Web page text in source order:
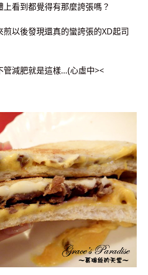
看到都覺得有那麼誇張嗎？
以後發現還真的蠻誇張的XD起司
管減肥就是這樣…(心虛中><